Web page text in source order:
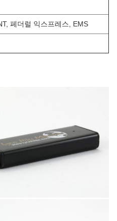
페더럴 익스프레스, EMS